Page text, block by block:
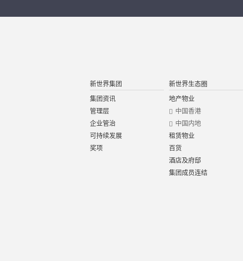
新世界集团
集团资讯
管理层
企业管治
可持续发展
奖项
新世界生态圈
地产物业
中国香港
中国内地
租赁物业
百货
酒店及府邸
集团成员连结